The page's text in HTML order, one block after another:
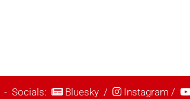
Socials: Bluesky/ Instagram /